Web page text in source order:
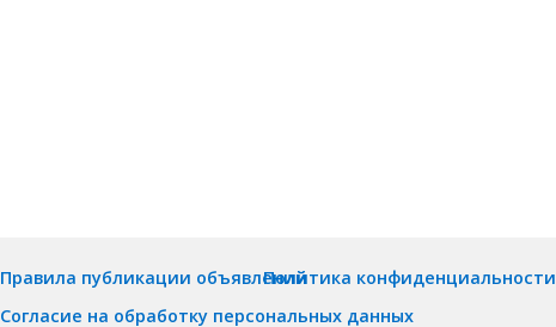
Правила публикации объявлений
Согласие на обработку персональных данных
Политика конфиденциальности